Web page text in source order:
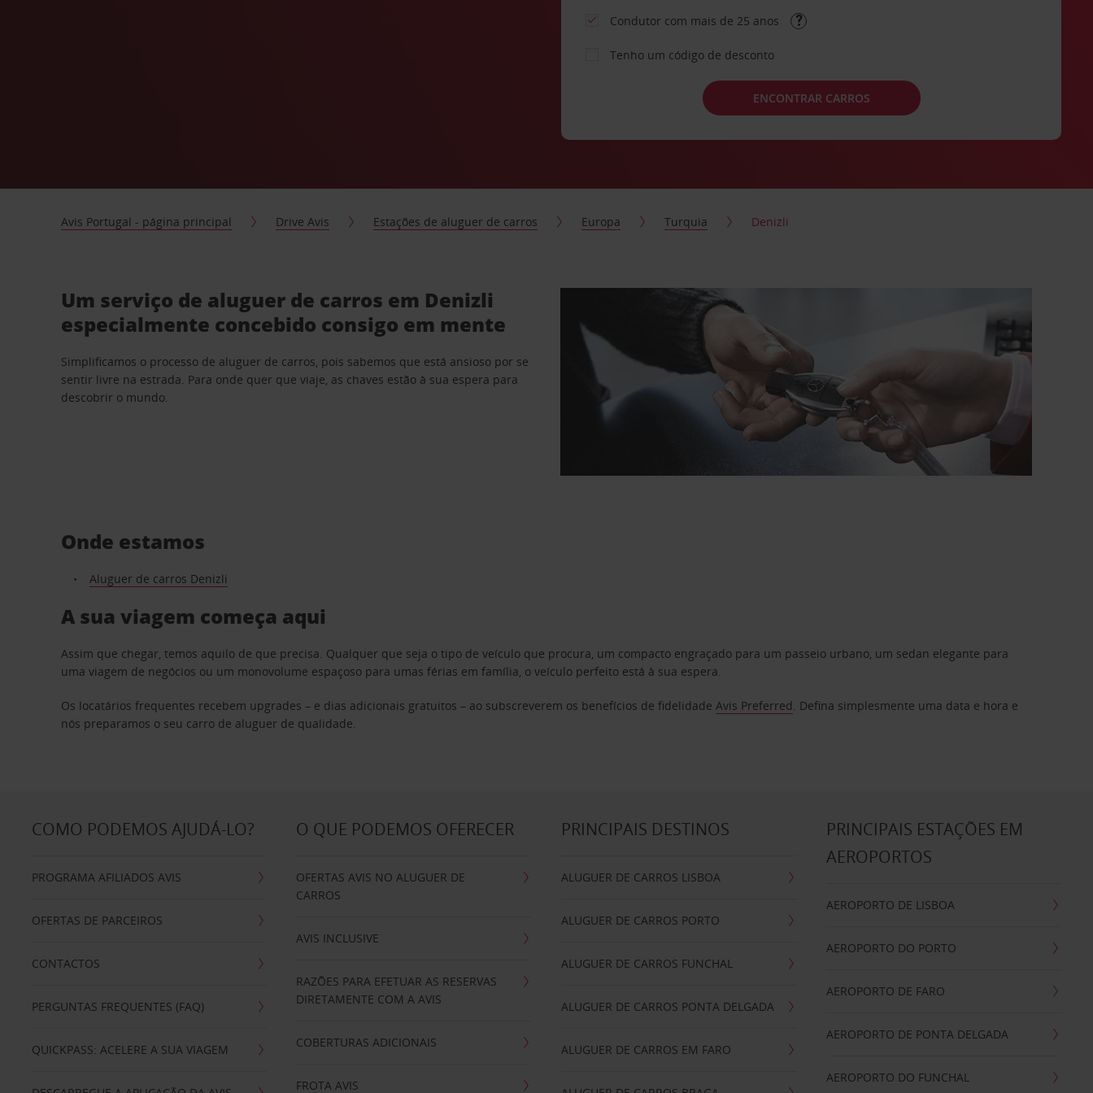
Condutor com mais de 25 anos
Tenho um código de desconto
ENCONTRAR CARROS
Avis Portugal - página principal Drive Avis Estações de aluguer de carros Europa Turquia Denizli
Um serviço de aluguer de carros em Denizli
especialmente concebido consigo em mente
Simplificamos o processo de aluguer de carros, pois sabemos que está ansioso por se
sentir livre na estrada. Para onde quer que viaje, as chaves estão à sua espera para
descobrir o mundo.
Onde estamos
Aluguer de carros Denizli
A sua viagem começa aqui
Assim que chegar, temos aquilo de que precisa. Qualquer que seja o tipo de veículo que procura, um compacto engraçado para um passeio urbano, um sedan elegante para
uma viagem de negócios ou um monovolume espaçoso para umas férias em família, o veículo perfeito está à sua espera.
Os locatários frequentes recebem upgrades – e dias adicionais gratuitos – ao subscreverem os benefícios de fidelidadeAvis Preferred. Defina simplesmente uma data e hora e
nós preparamos o seu carro de aluguer de qualidade.
COMO PODEMOS AJUDÁ-LO?
PROGRAMA AFILIADOS AVIS
OFERTAS DE PARCEIROS
CONTACTOS
PERGUNTAS FREQUENTES (FAQ)
QUICKPASS: ACELERE A SUA VIAGEM
O QUE PODEMOS OFERECER
OFERTAS AVIS NO ALUGUER DE
CARROS
AVIS INCLUSIVE
RAZÕES PARA EFETUAR AS RESERVAS
DIRETAMENTE COM A AVIS
COBERTURAS ADICIONAIS
FROTA AVIS
PRINCIPAIS DESTINOS
ALUGUER DE CARROS LISBOA
ALUGUER DE CARROS PORTO
ALUGUER DE CARROS FUNCHAL
ALUGUER DE CARROS PONTA DELGADA
ALUGUER DE CARROS EM FARO
PRINCIPAIS ESTAÇÕES EM
AEROPORTOS
AEROPORTO DE LISBOA
AEROPORTO DO PORTO
AEROPORTO DE FARO
AEROPORTO DE PONTA DELGADA
AEROPORTO DO FUNCHAL